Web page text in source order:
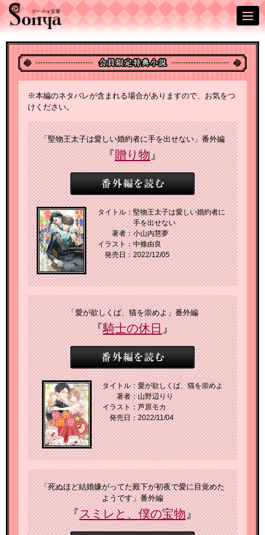
※本編のネタバレが含まれる場合がありますので、お気をつ
けください。
「堅物王太子は愛しい婚約者に手を出せない」番外編
『贈り物』
タイトル：堅物王太子は愛しい婚約者に
手を出せない
著者：小山内慧夢
イラスト：中條由良
発売日：2022/12/05
「愛が欲しくば、猫を崇めよ」番外編
『騎士の休日』
タイトル：愛が欲しくば、猫を崇めよ
著者：山野辺りり
イラスト：芦原モカ
発売日：2022/11/04
「死ぬほど結婚嫌がってた殿下が初夜で愛に目覚めた
ようです」番外編
『スミレと、僕の宝物』